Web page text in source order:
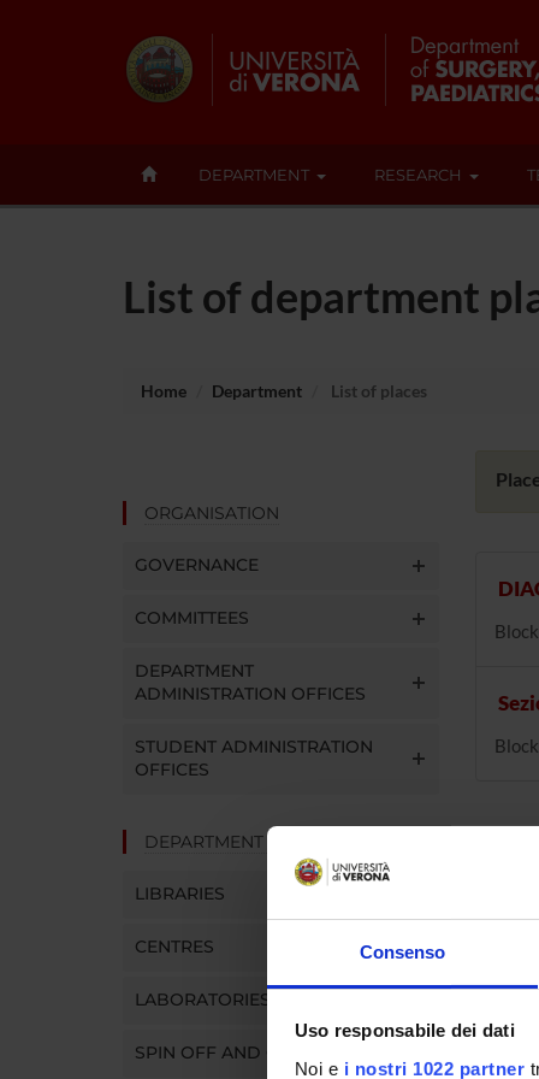
Consenso
Uso responsabile dei dati
Noi e i nostri 1022 partner
DEPARTMENT RESEARCH
List of department
Home Department List of places
ORGANISATION
GOVERNANCE
COMMITTEES
DEPARTMENT
ADMINISTRATION OFFICES
STUDENT ADMINISTRATION
OFFICES
DEPARTMENT FACILITIES
LIBRARIES
CENTRES
LABORATORIES
SPIN OFF AND COMPANIES